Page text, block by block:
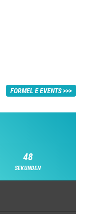
FORMEL E EVENTS
47
SEKUNDEN